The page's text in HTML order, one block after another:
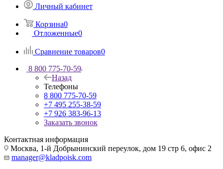
Личный кабинет
Корзина0
Отложенные0
Сравнение товаров0
8 800 775-70-59
Назад
Телефоны
8 800 775-70-59
+7 495 255-38-59
+7 926 383-96-13
Заказать звонок
Контактная информация
Москва, 1-й Добрынинский переулок, дом 19 стр 6, офис 2
manager@kladpoisk.com